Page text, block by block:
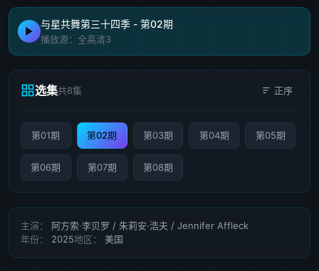
与星共舞第三十四季 - 第02期
播放源：全高清3
选集共8集 正序
第01期 第02期 第03期 第04期 第05期
第06期 第07期 第08期
主演：
阿方索·李贝罗 / 朱莉安·浩夫 / Jennifer Affleck
年份：
2025地区： 美国